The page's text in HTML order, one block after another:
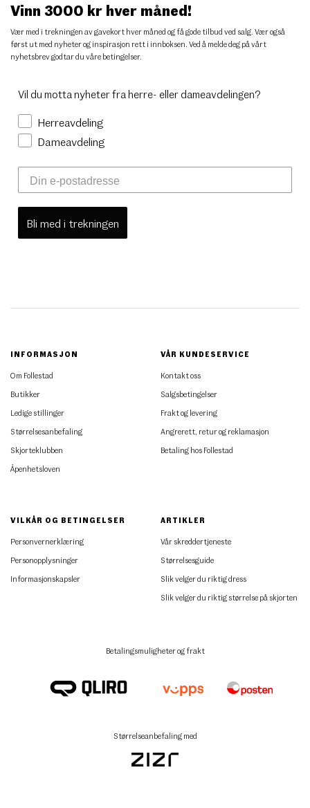
Vinn 3000 kr hver måned!
Vær med i trekningen av gavekort hver måned og få gode tilbud ved salg. Vær også
først ut med nyheter og inspirasjon rett i innboksen. Ved å melde deg på vårt
nyhetsbrev godtar du våre betingelser.
Vil du motta nyheter fra herre- eller dameavdelingen?
Herreavdeling
Dameavdeling
Bli med i trekningen
INFORMASJON
Om Follestad
Butikker
Ledige stillinger
Størrelsesanbefaling
Skjorteklubben
Åpenhetsloven
VÅR KUNDESERVICE
Kontakt oss
Salgsbetingelser
Frakt og levering
Angrerett, retur og reklamasjon
Betaling hos Follestad
VILKÅR OG BETINGELSER
Personvernerklæring
Personopplysninger
Informasjonskapsler
ARTIKLER
Vår skreddertjeneste
Størrelsesguide
Slik velger du riktig dress
Slik velger du riktig størrelse på skjorten
Betalingsmuligheter og frakt
Størrelseanbefaling med